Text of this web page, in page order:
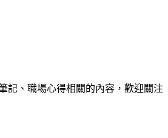
記、職場心得相關的內容，歡迎關注